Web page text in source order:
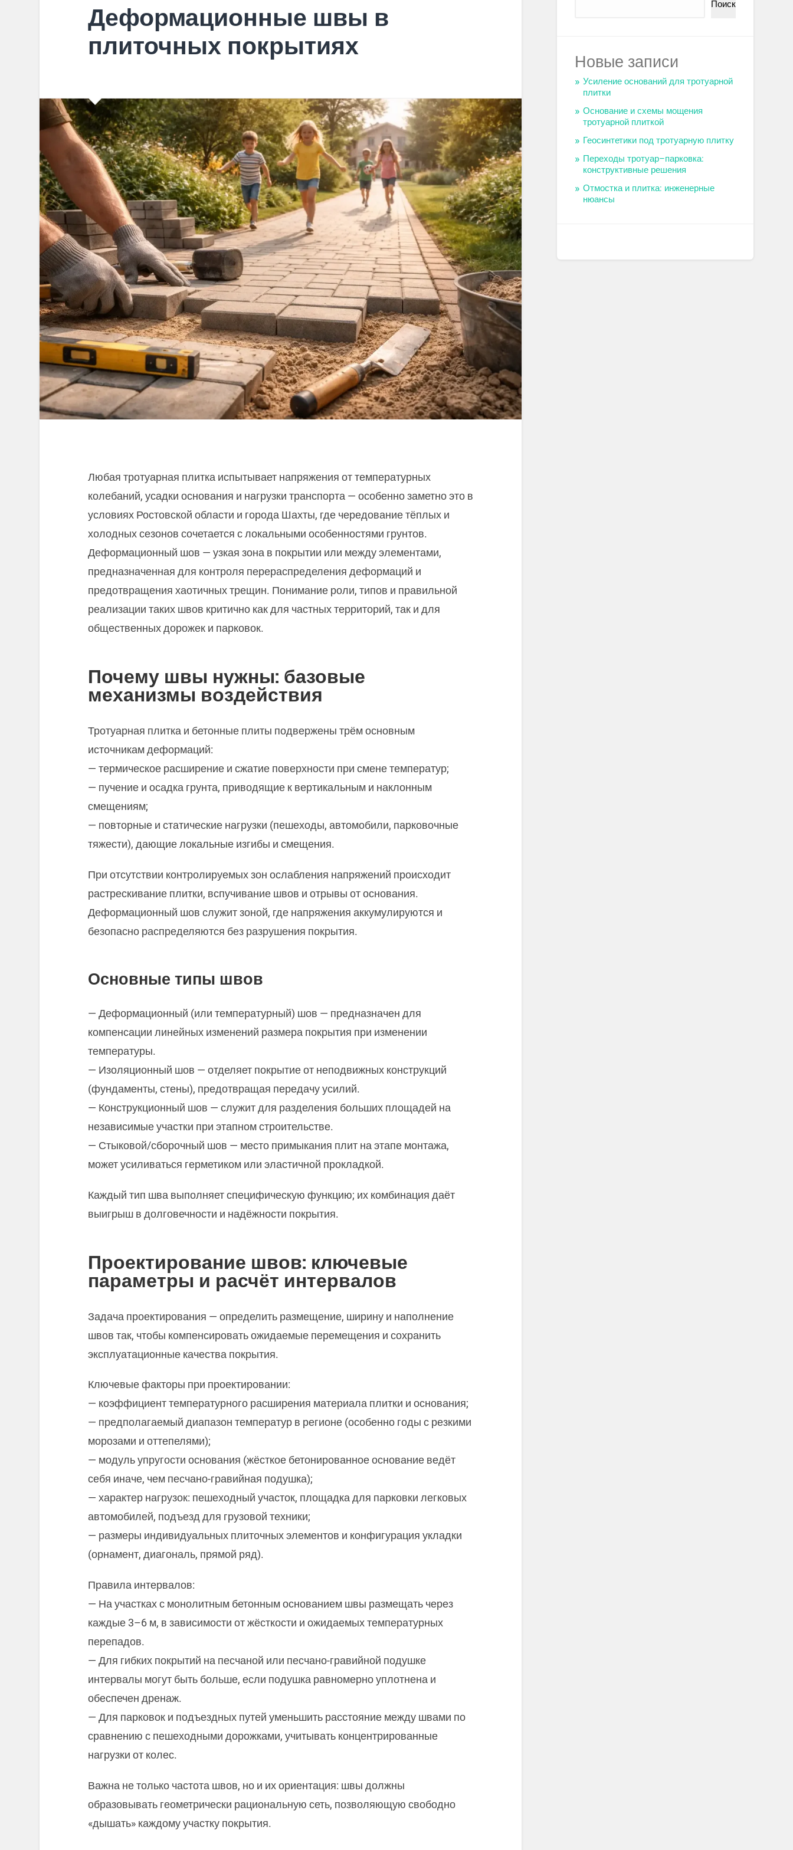
Деформационные швы в
плиточных покрытиях
Любая тротуарная плитка испытывает напряжения от температурных
колебаний, усадки основания и нагрузки транспорта — особенно заметно это в
условиях Ростовской области и города Шахты, где чередование тёплых и
холодных сезонов сочетается с локальными особенностями грунтов.
Деформационный шов — узкая зона в покрытии или между элементами,
предназначенная для контроля перераспределения деформаций и
предотвращения хаотичных трещин. Понимание роли, типов и правильной
реализации таких швов критично как для частных территорий, так и для
общественных дорожек и парковок.
Почему швы нужны: базовые
механизмы воздействия
Тротуарная плитка и бетонные плиты подвержены трём основным
источникам деформаций:
— термическое расширение и сжатие поверхности при смене температур;
— пучение и осадка грунта, приводящие к вертикальным и наклонным
смещениям;
— повторные и статические нагрузки (пешеходы, автомобили, парковочные
тяжести), дающие локальные изгибы и смещения.
При отсутствии контролируемых зон ослабления напряжений происходит
растрескивание плитки, вспучивание швов и отрывы от основания.
Деформационный шов служит зоной, где напряжения аккумулируются и
безопасно распределяются без разрушения покрытия.
Основные типы швов
— Деформационный (или температурный) шов — предназначен для
компенсации линейных изменений размера покрытия при изменении
температуры.
— Изоляционный шов — отделяет покрытие от неподвижных конструкций
(фундаменты, стены), предотвращая передачу усилий.
— Конструкционный шов — служит для разделения больших площадей на
независимые участки при этапном строительстве.
— Стыковой/сборочный шов — место примыкания плит на этапе монтажа,
может усиливаться герметиком или эластичной прокладкой.
Каждый тип шва выполняет специфическую функцию; их комбинация даёт
выигрыш в долговечности и надёжности покрытия.
Проектирование швов: ключевые
параметры и расчёт интервалов
Задача проектирования — определить размещение, ширину и наполнение
швов так, чтобы компенсировать ожидаемые перемещения и сохранить
эксплуатационные качества покрытия.
Ключевые факторы при проектировании:
— коэффициент температурного расширения материала плитки и основания;
— предполагаемый диапазон температур в регионе (особенно годы с резкими
морозами и оттепелями);
— модуль упругости основания (жёсткое бетонированное основание ведёт
себя иначе, чем песчано-гравийная подушка);
— характер нагрузок: пешеходный участок, площадка для парковки легковых
автомобилей, подъезд для грузовой техники;
— размеры индивидуальных плиточных элементов и конфигурация укладки
(орнамент, диагональ, прямой ряд).
Правила интервалов:
— На участках с монолитным бетонным основанием швы размещать через
каждые 3–6 м, в зависимости от жёсткости и ожидаемых температурных
перепадов.
— Для гибких покрытий на песчаной или песчано-гравийной подушке
интервалы могут быть больше, если подушка равномерно уплотнена и
обеспечен дренаж.
— Для парковок и подъездных путей уменьшить расстояние между швами по
сравнению с пешеходными дорожками, учитывать концентрированные
нагрузки от колес.
Важна не только частота швов, но и их ориентация: швы должны
образовывать геометрически рациональную сеть, позволяющую свободно
«дышать» каждому участку покрытия.
Поиск
Новые записи
Усиление оснований для тротуарной
плитки
Основание и схемы мощения
тротуарной плиткой
Геосинтетики под тротуарную плитку
Переходы тротуар–парковка:
конструктивные решения
Отмостка и плитка: инженерные
нюансы